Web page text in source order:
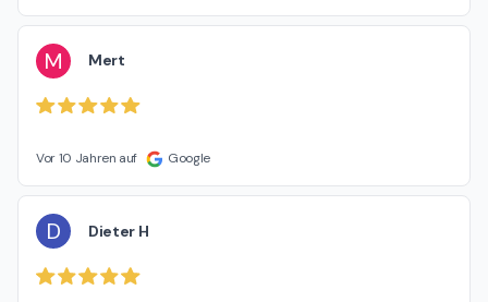
M Mert
Vor 10 Jahren auf Google
D Dieter H